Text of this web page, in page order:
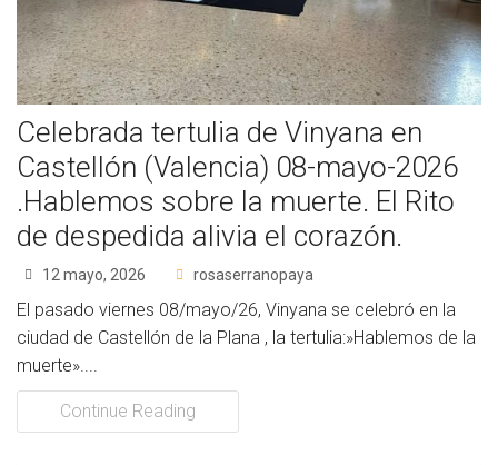
Socios Colaboradores
Colaboramos con
Formaciones
Nuestra propuesta de formación
Realizadas
Acompañamiento
Noticias
Vídeos
Contacto
Celebrada tertulia de Vinyana en
Castellón (Valencia) 08-mayo-2026
.Hablemos sobre la muerte. El Rito
de despedida alivia el corazón.
12 mayo, 2026 rosaserranopaya
El pasado viernes 08/mayo/26, Vinyana se celebró en la
ciudad de Castellón de la Plana , la tertulia:»Hablemos de la
muerte»....
Continue Reading